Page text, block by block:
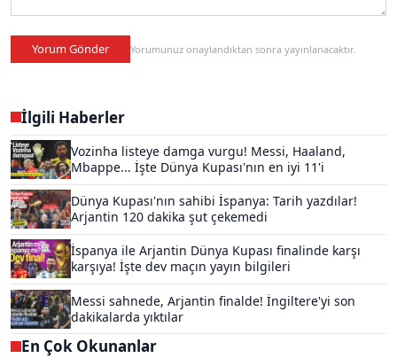
Yorum Gönder Yorumunuz onaylandıktan sonra yayınlanacaktır.
İlgili Haberler
Vozinha listeye damga vurgu! Messi, Haaland,
Mbappe... İşte Dünya Kupası'nın en iyi 11'i
Dünya Kupası'nın sahibi İspanya: Tarih yazdılar!
Arjantin 120 dakika şut çekemedi
İspanya ile Arjantin Dünya Kupası finalinde karşı
karşıya! İşte dev maçın yayın bilgileri
Messi sahnede, Arjantin finalde! İngiltere'yi son
dakikalarda yıktılar
En Çok Okunanlar